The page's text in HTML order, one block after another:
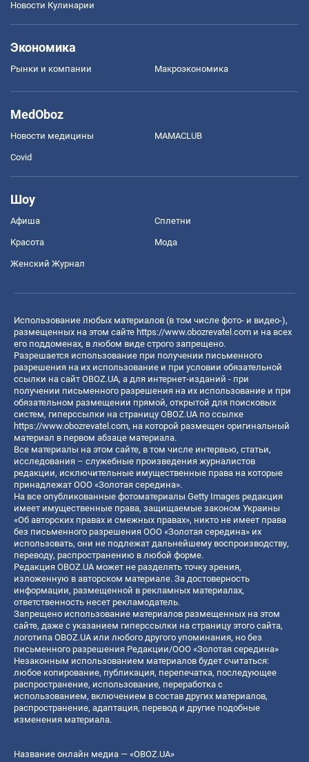
Новости Кулинарии
Экономика
Рынки и компании Mакроэкономика
MedOboz
Новости медицины MAMACLUB
Covid
Шоу
Афиша Сплетни
Красота Мода
Женский Журнал
Использование любых материалов (в том числе фото- и видео-),
размещенных на этом сайте https://www.obozrevatel.com и на всех
его поддоменах, в любом виде строго запрещено.
Разрешается использование при получении письменного
разрешения на их использование и при условии обязательной
ссылки на сайт OBOZ.UA, а для интернет-изданий - при
получении письменного разрешения на их использование и при
обязательном размещении прямой, открытой для поисковых
систем, гиперссылки на страницу OBOZ.UA по ссылке
https://www.obozrevatel.com, на которой размещен оригинальный
материал в первом абзаце материала.
Все материалы на этом сайте, в том числе интервью, статьи,
исследования – служебные произведения журналистов
редакции, исключительные имущественные права на которые
принадлежат ООО «Золотая середина».
На все опубликованные фотоматериалы Getty Images редакция
имеет имущественные права, защищаемые законом Украины
«Об авторских правах и смежных правах», никто не имеет права
без письменного разрешения ООО «Золотая середина» их
использовать, они не подлежат дальнейшему воспроизводству,
переводу, распространению в любой форме.
Редакция OBOZ.UA может не разделять точку зрения,
изложенную в авторском материале. За достоверность
информации, размещенной в рекламных материалах,
ответственность несет рекламодатель.
Запрещено использование материалов размещенных на этом
сайте, даже с указанием гиперссылки на страницу этого сайта,
логотипа OBOZ.UA или любого другого упоминания, но без
письменного разрешения Редакции/ООО «Золотая середина»
Незаконным использованием материалов будет считаться:
любое копирование, публикация, перепечатка, последующее
распространение, использование, переработка с
использованием, включением в состав других материалов,
распространение, адаптация, перевод и другие подобные
изменения материала.
Название онлайн медиа — «OBOZ.UA»